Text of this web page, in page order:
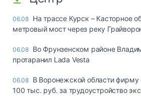
06.08 На трассе Курск – Касторное
метровый мост через реку
06.08 Во Фрунзенском районе
протаранил Lada Vesta
06.08 В Воронежской области фирму
100 тыс. руб. за трудоустройство